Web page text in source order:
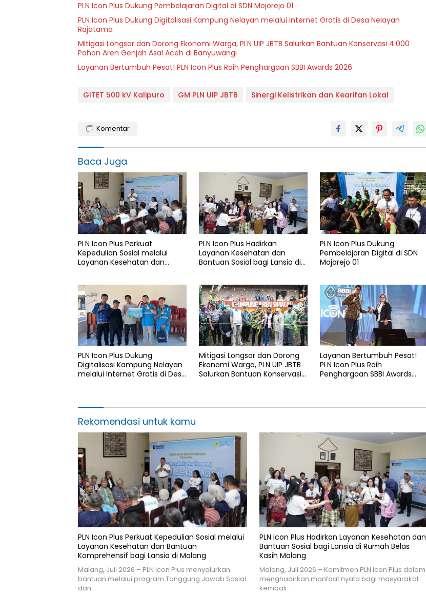
PLN Icon Plus Dukung Pembelajaran Digital di SDN Mojorejo 01
PLN Icon Plus Dukung Digitalisasi Kampung Nelayan melalui Internet Gratis di Desa Nelayan
Rajatama
Mitigasi Longsor dan Dorong Ekonomi Warga, PLN UIP JBTB Salurkan Bantuan Konservasi 4.000
Pohon Aren Genjah Asal Aceh di Banyuwangi
Layanan Bertumbuh Pesat! PLN Icon Plus Raih Penghargaan SBBI Awards 2026
GITET 500 kV Kalipuro GM PLN UIP JBTB Sinergi Kelistrikan dan Kearifan Lokal
Komentar
Baca Juga
PLN Icon Plus Perkuat
Kepedulian Sosial melalui
Layanan Kesehatan dan
PLN Icon Plus Hadirkan
Layanan Kesehatan dan
Bantuan Sosial bagi Lansia di
PLN Icon Plus Dukung
Pembelajaran Digital di SDN
Mojorejo 01
PLN Icon Plus Dukung
Digitalisasi Kampung Nelayan
melalui Internet Gratis di Desa
Mitigasi Longsor dan Dorong
Ekonomi Warga, PLN UIP JBTB
Salurkan Bantuan Konservasi
Layanan Bertumbuh Pesat!
PLN Icon Plus Raih
Penghargaan SBBI Awards
Rekomendasi untuk kamu
PLN Icon Plus Perkuat Kepedulian Sosial melalui
Layanan Kesehatan dan Bantuan
Komprehensif bagi Lansia di Malang
Malang, Juli 2026 – PLN Icon Plus menyalurkan
bantuan melalui program Tanggung Jawab Sosial
dan…
PLN Icon Plus Hadirkan Layanan Kesehatan dan
Bantuan Sosial bagi Lansia di Rumah Belas
Kasih Malang
Malang, Juli 2026 – Komitmen PLN Icon Plus dalam
menghadirkan manfaat nyata bagi masyarakat
kembali…